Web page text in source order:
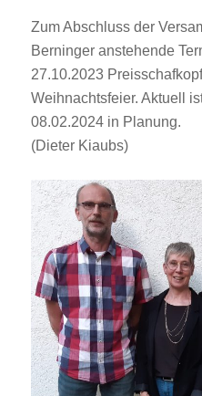
Zum Abschluss der
Berninger anstehende
27.10.2023
Weihnachtsfeier. Aktuell
08.02.2024 in Planung.
(Dieter Kiaubs)